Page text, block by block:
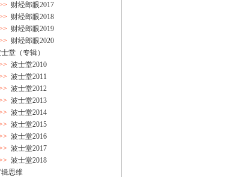
财经郎眼2017
财经郎眼2018
财经郎眼2019
财经郎眼2020
堂（专辑）
波士堂2010
波士堂2011
波士堂2012
波士堂2013
波士堂2014
波士堂2015
波士堂2016
波士堂2017
波士堂2018
辑思维